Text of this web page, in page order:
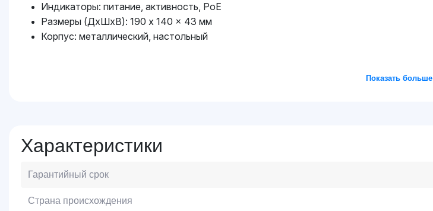
Индикаторы: питание, активность, PoE
Размеры (ДxШxВ): 190 x 140 x 43 мм
Корпус: металлический, настольный
Показать больше
Характеристики
Гарантийный срок
Страна происхождения